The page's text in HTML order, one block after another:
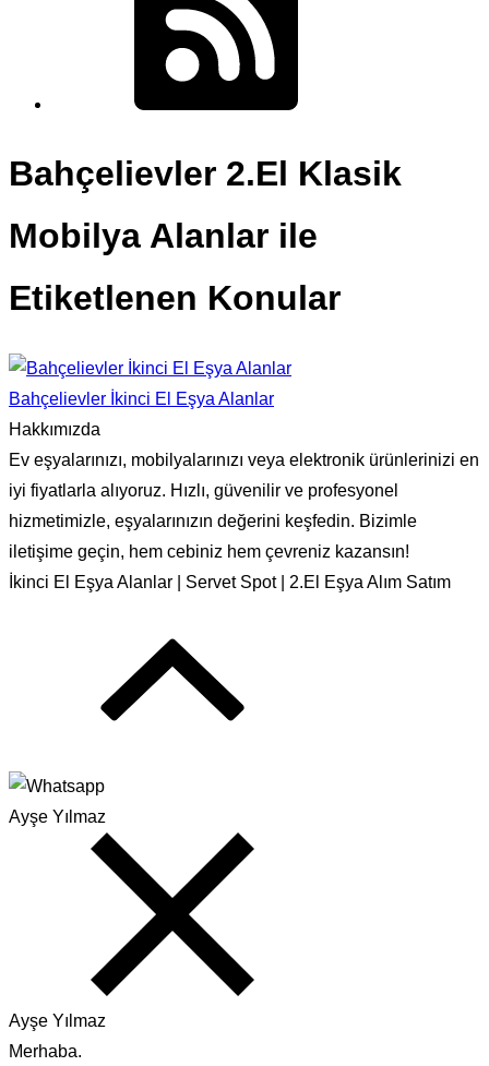
Bahçelievler 2.El Klasik
Mobilya Alanlar ile
Etiketlenen Konular
Bahçelievler İkinci El Eşya Alanlar
Hakkımızda
Ev eşyalarınızı, mobilyalarınızı veya elektronik ürünlerinizi en
iyi fiyatlarla alıyoruz. Hızlı, güvenilir ve profesyonel
hizmetimizle, eşyalarınızın değerini keşfedin. Bizimle
iletişime geçin, hem cebiniz hem çevreniz kazansın!
İkinci El Eşya Alanlar | Servet Spot | 2.El Eşya Alım Satım
Ayşe Yılmaz
Ayşe Yılmaz
Merhaba.